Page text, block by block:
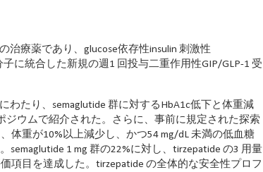
治療薬であり、glucose依存性insulin 刺激性
に統合した新規の週1 回投与二重作用性GIP/GLP-1 受
わたり、semaglutide 群に対するHbA1c低下と体重減
ジウムで紹介された。さらに、事前に規定された探索
体重が10%以上減少し、かつ54 mg/dL 未満の低血糖
1 mg 群の22%に対し、tirzepatide の3 用量
項目を達成した。tirzepatide の全体的な安全性プロフ